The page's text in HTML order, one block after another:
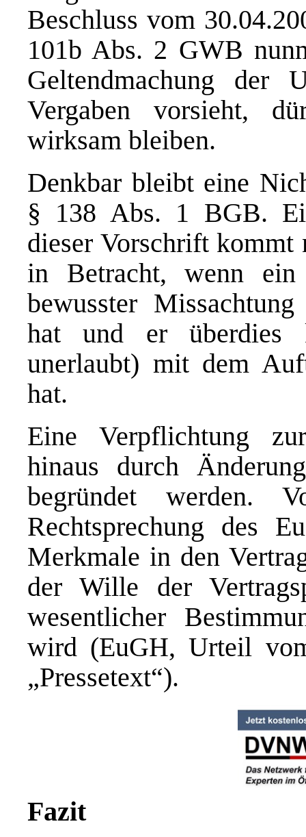
Beschluss vom
101b Abs. 2 GWB
Geltendmachung der
Vergaben vorsieht,
wirksam bleiben.
Denkbar bleibt eine
§ 138 Abs. 1 BGB.
dieser Vorschrift kommt
in Betracht, wenn ein
bewusster
hat und er überdies
unerlaubt) mit dem
hat.
Eine Verpflichtung
hinaus durch
begründet werden.
Rechtsprechung des
Merkmale in den
der Wille der
wesentlicher
wird (EuGH, Urteil
„Pressetext“).
Fazit